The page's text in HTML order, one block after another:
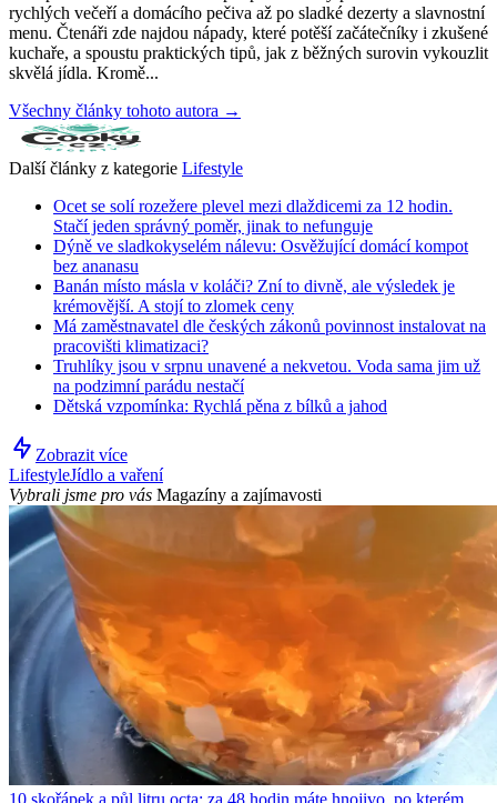
rychlých večeří a domácího pečiva až po sladké dezerty a slavnostní
menu. Čtenáři zde najdou nápady, které potěší začátečníky i zkušené
kuchaře, a spoustu praktických tipů, jak z běžných surovin vykouzlit
skvělá jídla. Kromě...
Všechny články tohoto autora →
Další články z kategorie Lifestyle
Ocet se solí rozežere plevel mezi dlaždicemi za 12 hodin.
Stačí jeden správný poměr, jinak to nefunguje
Dýně ve sladkokyselém nálevu: Osvěžující domácí kompot
bez ananasu
Banán místo másla v koláči? Zní to divně, ale výsledek je
krémovější. A stojí to zlomek ceny
Má zaměstnavatel dle českých zákonů povinnost instalovat na
pracovišti klimatizaci?
Truhlíky jsou v srpnu unavené a nekvetou. Voda sama jim už
na podzimní parádu nestačí
Dětská vzpomínka: Rychlá pěna z bílků a jahod
Zobrazit více
LifestyleJídlo a vaření
Vybrali jsme pro vás Magazíny a zajímavosti
10 skořápek a půl litru octa: za 48 hodin máte hnojivo, po kterém